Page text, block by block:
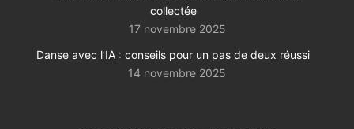
collectée
17 novembre 2025
Danse avec l’IA : conseils pour un pas de deux réussi
14 novembre 2025